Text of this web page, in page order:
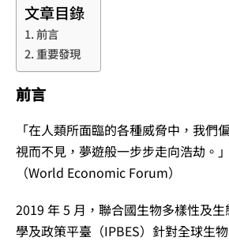
文章目錄
前言
重要發現
前言
「在人類所面臨的各種威脅中，我們
視而不見，夢遊般一步步走向浩劫
（World Economic Forum）
2019 年 5 月，聯合國生物多樣性及
學及政策平臺（IPBES）針對全球生